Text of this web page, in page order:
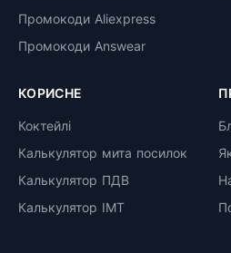
Промокоди Aliexpress
Промокоди Answear
КОРИСНЕ
Коктейлі
Калькулятор мита посилок
Калькулятор ПДВ
Калькулятор ІМТ